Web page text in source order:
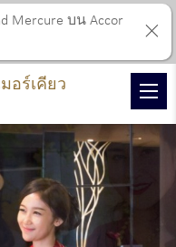
อร์เคียว
Mercure บน Accor